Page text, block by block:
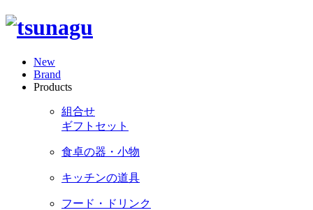
New
Brand
Products
組合せ
ギフトセット
食卓の器・小物
キッチンの道具
フード・ドリンク